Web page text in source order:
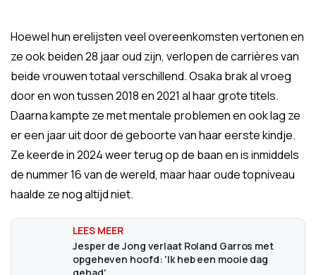
Hoewel hun erelijsten veel overeenkomsten vertonen en
ze ook beiden 28 jaar oud zijn, verlopen de carrières van
beide vrouwen totaal verschillend. Osaka brak al vroeg
door en won tussen 2018 en 2021 al haar grote titels.
Daarna kampte ze met mentale problemen en ook lag ze
er een jaar uit door de geboorte van haar eerste kindje.
Ze keerde in 2024 weer terug op de baan en is inmiddels
de nummer 16 van de wereld, maar haar oude topniveau
haalde ze nog altijd niet.
Jesper de Jong verlaat Roland Garros met
opgeheven hoofd: 'Ik heb een mooie dag